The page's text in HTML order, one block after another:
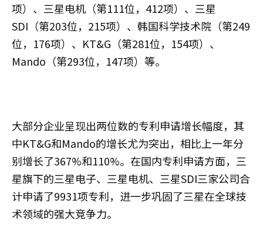
项）、三星电机（第111位，412项）、三星
SDI（第203位，215项）、韩国科学技术院（第249
位，176项）、KT&G（第281位，154项）、
Mando（第293位，147项）等。
大部分企业呈现出两位数的专利申请增长幅度，其
中KT&G和Mando的增长尤为突出，相比上一年分
别增长了367%和110%。在国内专利申请方面，三
星旗下的三星电子、三星电机、三星SDI三家公司合
计申请了9931项专利，进一步巩固了三星在全球技
术领域的强大竞争力。